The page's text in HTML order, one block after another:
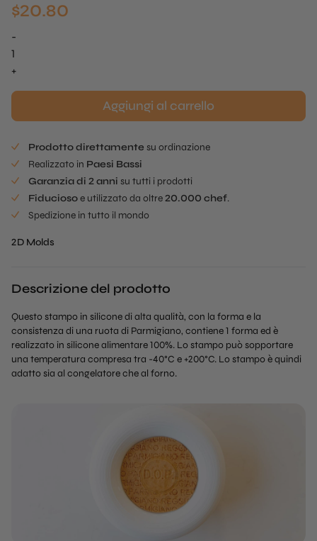
$20.80
-
Parmigiano
Mold
+
Aggiungi al carrello
Prodotto direttamente su ordinazione
Realizzato in Paesi Bassi
Garanzia di 2 anni su tutti i prodotti
Fiduciosoe utilizzato da oltre20.000 chef.
Spedizione in tutto il mondo
2D Molds
Descrizione del prodotto
Questo stampo in silicone di alta qualità, con la forma e la
consistenza di una ruota di Parmigiano, contiene 1 forma ed è
realizzato in silicone alimentare 100%. Lo stampo può sopportare
una temperatura compresa tra -40°C e +200°C. Lo stampo è quindi
adatto sia al congelatore che al forno.